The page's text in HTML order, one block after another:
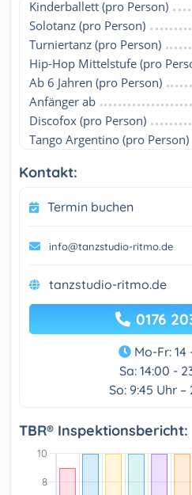
Kinderballett (pro Person)
Solotanz (pro Person)
Turniertanz (pro Person)
Hip-Hop Mittelstufe (pro
Ab 6 Jahren (pro Person)
Anfänger ab
Discofox (pro Person)
Tango Argentino (pro Person)
Kontakt:
Termin buchen
info@tanzstudio-ritmo.de
tanzstudio-ritmo.de
0176
Mo-Fr: 14
Sa: 14:00 -
So: 9:45 Uhr –
TBR® Inspektionsbericht: